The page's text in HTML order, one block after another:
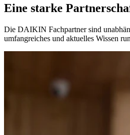
Eine starke
Die DAIKIN Fachpartner sind
umfangreiches und aktuelles Wissen